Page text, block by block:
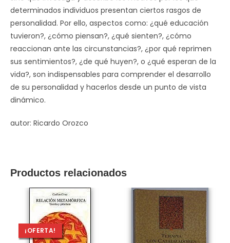
determinados individuos presentan ciertos rasgos de
personalidad. Por ello, aspectos como: ¿qué educación
tuvieron?, ¿cómo piensan?, ¿qué sienten?, ¿cómo
reaccionan ante las circunstancias?, ¿por qué reprimen
sus sentimientos?, ¿de qué huyen?, o ¿qué esperan de la
vida?, son indispensables para comprender el desarrollo
de su personalidad y hacerlos desde un punto de vista
dinámico.
autor: Ricardo Orozco
Productos relacionados
¡OFERTA!